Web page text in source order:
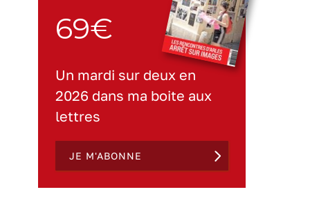
69€
Un mardi sur deux en
2026 dans ma boite aux
lettres
JE M'ABONNE